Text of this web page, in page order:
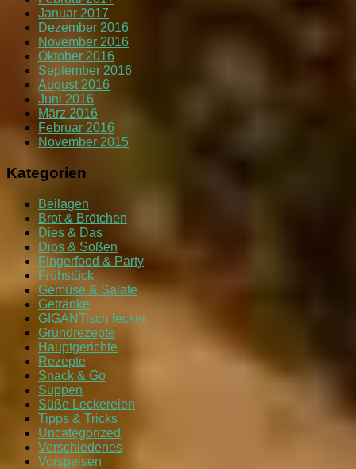
Januar 2017
Dezember 2016
November 2016
Oktober 2016
September 2016
August 2016
Juni 2016
März 2016
Februar 2016
November 2015
Kategorien
Beilagen
Brot & Brötchen
Dies & Das
Dips & Soßen
Fingerfood & Party
Frühstück
Gemüse & Salate
Getränke
GIGANTisch lecker
Grundrezepte
Hauptgerichte
Rezepte
Snack & Go
Suppen
Süße Leckereien
Tipps & Tricks
Uncategorized
Verschiedenes
Vorspeisen